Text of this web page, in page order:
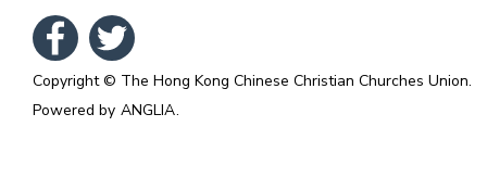
Copyright © The Hong Kong Chinese Christian Churches Union.
Powered by ANGLIA.